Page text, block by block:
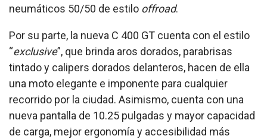
neumáticos 50/50 de estilo offroad.
Por su parte, la nueva C 400 GT cuenta con el estilo
“exclusive”, que brinda aros dorados, parabrisas
tintado y calipers dorados delanteros, hacen de ella
una moto elegante e imponente para cualquier
recorrido por la ciudad. Asimismo, cuenta con una
nueva pantalla de 10.25 pulgadas y mayor capacidad
de carga, mejor ergonomía y accesibilidad más